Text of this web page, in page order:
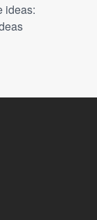
ideas: